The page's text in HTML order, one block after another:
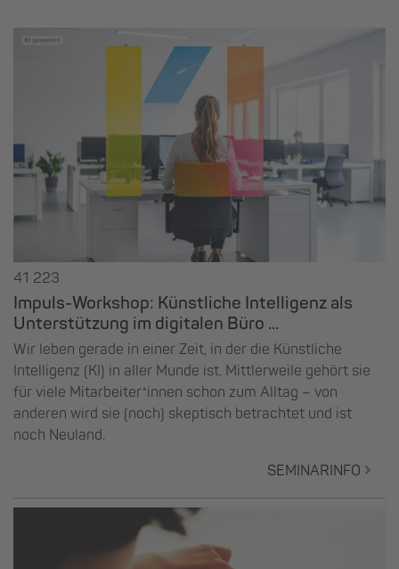
41 223
Impuls-Workshop: Künstliche Intelligenz als
Unterstützung im digitalen Büro ...
Wir leben gerade in einer Zeit, in der die Künstliche
Intelligenz (KI) in aller Munde ist. Mittlerweile gehört sie
für viele Mitarbeiter*innen schon zum Alltag – von
anderen wird sie (noch) skeptisch betrachtet und ist
noch Neuland.
SEMINARINFO